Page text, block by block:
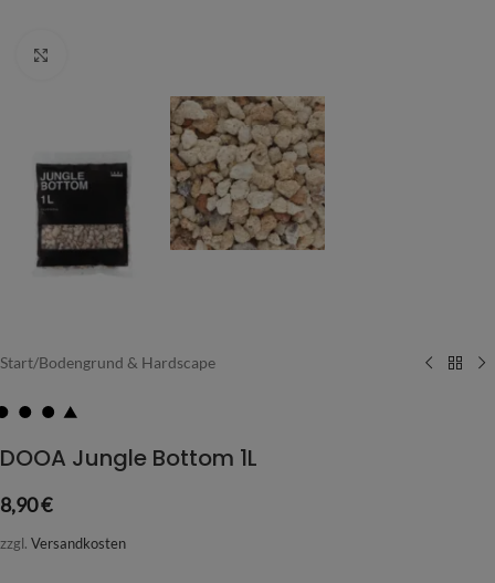
Start/Bodengrund & Hardscape
DOOA Jungle Bottom 1L
8,90€
zzgl. Versandkosten